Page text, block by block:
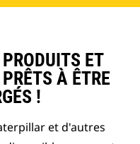
ET
À ÊTRE
!
et d'autres